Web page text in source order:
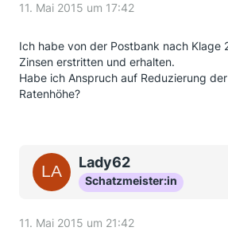
11. Mai 2015 um 17:42
Ich habe von der Postbank nach Klage
Zinsen erstritten und erhalten.
Habe ich Anspruch auf Reduzierung
Ratenhöhe?
Lady62
Schatzmeister:in
11. Mai 2015 um 21:42